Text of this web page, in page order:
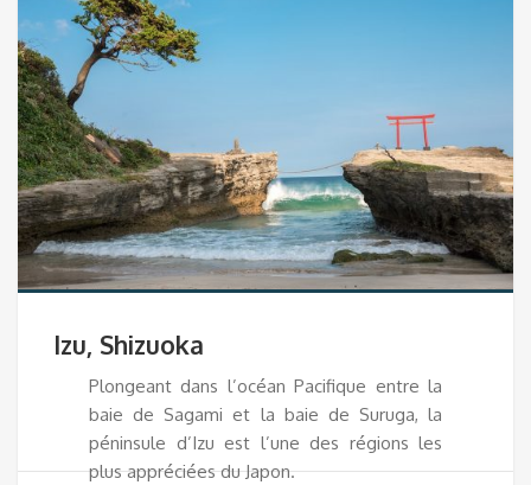
Izu, Shizuoka
Plongeant dans l’océan Pacifique entre la
baie de Sagami et la baie de Suruga, la
péninsule d’Izu est l’une des régions les
plus appréciées du Japon.